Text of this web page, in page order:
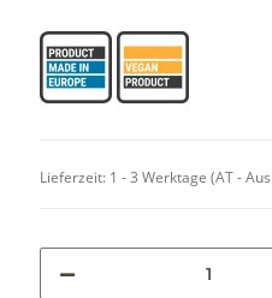
Lieferzeit: 1 - 3 Werktage (AT -